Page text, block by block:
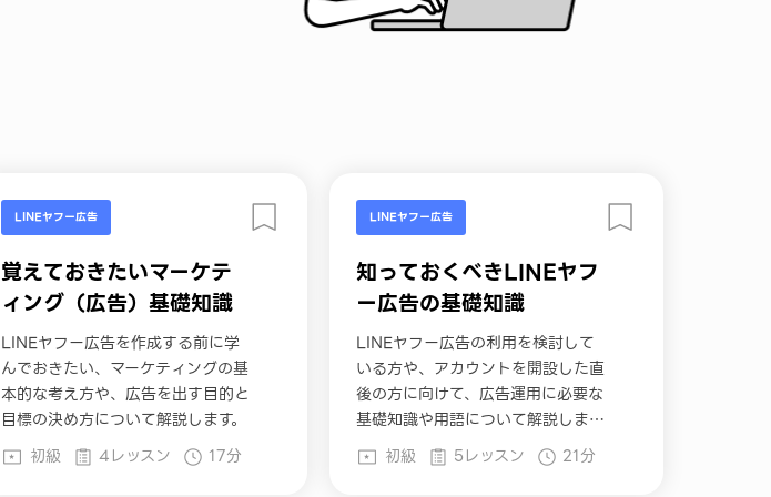
LINEヤフー広告
覚えておきたいマーケテ
ィング（広告）基礎知識
LINEヤフー広告を作成する前に学
んでおきたい、マーケティングの基
本的な考え方や、広告を出す目的と
目標の決め方について解説します。
初級
4レッスン 17分
LINEヤフー広告
知っておくべきLINEヤフ
ー広告の基礎知識
LINEヤフー広告の利用を検討して
いる方や、アカウントを開設した直
後の方に向けて、広告運用に必要な
基礎知識や用語について解説しま
す。 初級 5レッスン 21分